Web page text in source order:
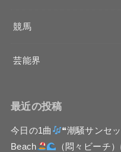
競馬
芸能界
最近の投稿
今日の1曲 ❝潮騒サンセ
Beach
（悶々ビーチ